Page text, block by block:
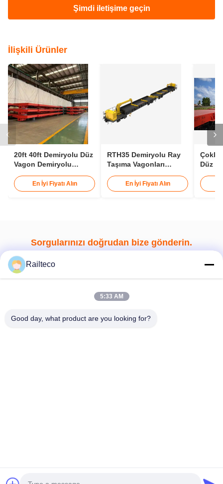
Şimdi iletişime geçin
İlişkili Ürünler
20ft 40ft Demiryolu Düz
Vagon Demiryolu
En İyi Fiyatı Alın
RTH35 Demiryolu Ray
Taşıma Vagonları
25m Ray Vagonu
En İyi Fiyatı Alın
Çoklu
Düz
Sorgularınızı doğrudan bize gönderin.
Railteco
5:33 AM
Good day, what product are you looking for?